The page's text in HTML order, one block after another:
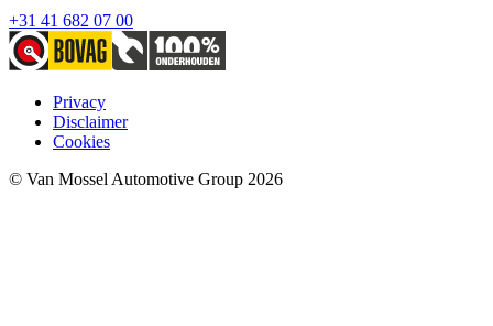
+31 41 682 07 00
Privacy
Disclaimer
Cookies
© Van Mossel Automotive Group 2026